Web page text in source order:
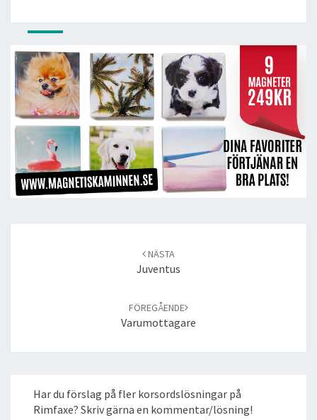
NÄSTA
Juventus
FÖREGÅENDE
Varumottagare
Har du förslag på fler korsordslösningar på
Rimfaxe? Skriv gärna en kommentar/lösning!